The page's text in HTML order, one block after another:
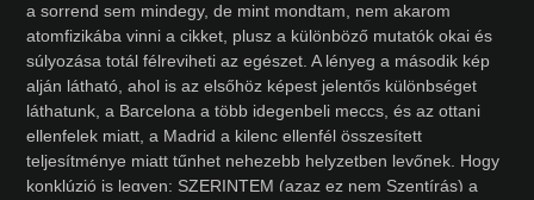
a sorrend sem mindegy, de mint mondtam, nem akarom
atomfizikába vinni a cikket, plusz a különböző mutatók okai és
súlyozása totál félreviheti az egészet. A lényeg a második kép
alján látható, ahol is az elsőhöz képest jelentős különbséget
láthatunk, a Barcelona a több idegenbeli meccs, és az ottani
ellenfelek miatt, a Madrid a kilenc ellenfél összesített
teljesítménye miatt tűnhet nehezebb helyzetben levőnek. Hogy
konklúzió is legyen: SZERINTEM (azaz ez nem Szentírás) a